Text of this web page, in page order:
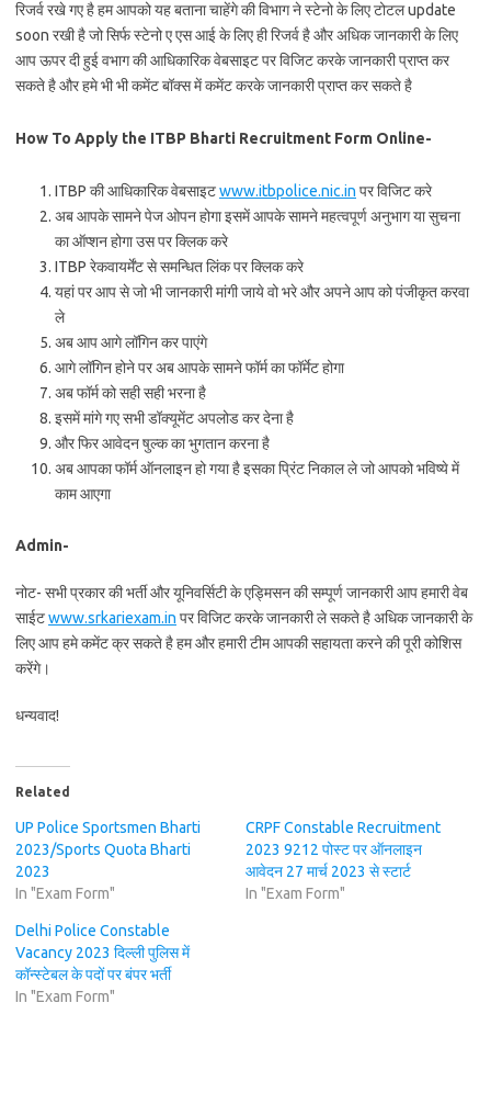
रिजर्व रखे गए है हम आपको यह बताना चाहेंगे की विभाग ने स्टेनो के लिए टोटल update
soon रखी है जो सिर्फ स्टेनो ए एस आई के लिए ही रिजर्व है और अधिक जानकारी के लिए
आप ऊपर दी हुई वभाग की आधिकारिक वेबसाइट पर विजिट करके जानकारी प्राप्त कर
सकते है और हमे भी भी कमेंट बॉक्स में कमेंट करके जानकारी प्राप्त कर सकते है
How To Apply the ITBP Bharti Recruitment Form Online-
ITBP की आधिकारिक वेबसाइटwww.itbpolice.nic.in पर विजिट करे
अब आपके सामने पेज ओपन होगा इसमें आपके सामने महत्वपूर्ण अनुभाग या सुचना
का ऑप्शन होगा उस पर क्लिक करे
ITBP रेकवायर्मेंट से समन्धित लिंक पर क्लिक करे
यहां पर आप से जो भी जानकारी मांगी जाये वो भरे और अपने आप को पंजीकृत करवा
ले
अब आप आगे लॉगिन कर पाएंगे
आगे लॉगिन होने पर अब आपके सामने फॉर्म का फॉर्मेट होगा
अब फॉर्म को सही सही भरना है
इसमें मांगे गए सभी डॉक्यूमेंट अपलोड कर देना है
और फिर आवेदन षुल्क का भुगतान करना है
अब आपका फॉर्म ऑनलाइन हो गया है इसका प्रिंट निकाल ले जो आपको भविष्ये में
काम आएगा
Admin-
नोट- सभी प्रकार की भर्ती और यूनिवर्सिटी के एड्मिसन की सम्पूर्ण जानकारी आप हमारी वेब
साईटwww.srkariexam.in पर विजिट करके जानकारी ले सकते है अधिक जानकारी के
लिए आप हमे कमेंट क्र सकते है हम और हमारी टीम आपकी सहायता करने की पूरी कोशिस
करेंगे।
धन्यवाद!
Related
UP Police Sportsmen Bharti
2023/Sports Quota Bharti
2023
In "Exam Form"
CRPF Constable Recruitment
2023 9212 पोस्ट पर ऑनलाइन
आवेदन 27 मार्च 2023 से स्टार्ट
In "Exam Form"
Delhi Police Constable
Vacancy 2023 दिल्ली पुलिस में
कॉन्स्टेबल के पदों पर बंपर भर्ती
In "Exam Form"